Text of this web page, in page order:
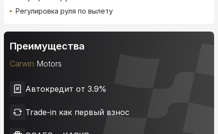
Регулировка руля по вылету
Преимущества
Carwin Motors
Автокредит от 3.9%
Trade-in как первый взнос